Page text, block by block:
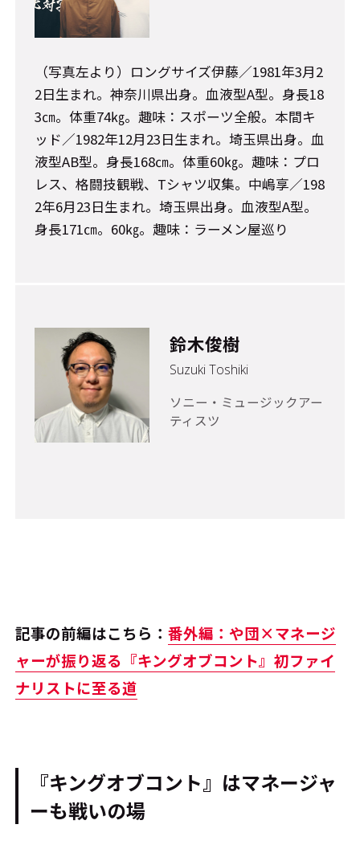
（写真左より）ロングサイズ伊藤／1981年3月2
2日生まれ。神奈川県出身。血液型A型。身長18
3㎝。体重74㎏。趣味：スポーツ全般。本間キ
ッド／1982年12月23日生まれ。埼玉県出身。血
液型AB型。身長168㎝。体重60㎏。趣味：プロ
レス、格闘技観戦、Tシャツ収集。中嶋享／198
2年6月23日生まれ。埼玉県出身。血液型A型。
身長171㎝。60㎏。趣味：ラーメン屋巡り
鈴木俊樹
Suzuki Toshiki
ソニー・ミュージックアー
ティスツ
記事の前編はこちら：番外編：や団×マネージ
ャーが振り返る『キングオブコント』初ファイ
ナリストに至る道
『キングオブコント』はマネージャ
ーも戦いの場